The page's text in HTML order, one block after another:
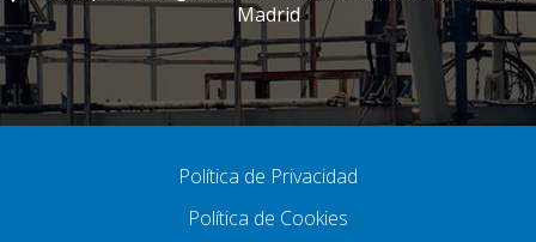
Madrid
Política de Privacidad
Política de Cookies